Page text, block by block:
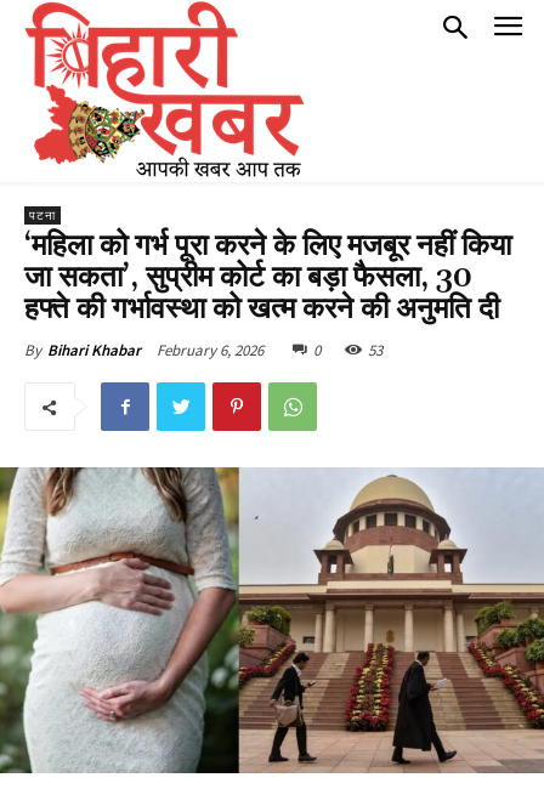
पटना
‘महिला को गर्भ पूरा करने के लिए मजबूर नहीं किया
जा सकता’, सुप्रीम कोर्ट का बड़ा फैसला, 30
हफ्ते की गर्भावस्था को खत्म करने की अनुमति दी
By Bihari Khabar February 6, 2026 0 53